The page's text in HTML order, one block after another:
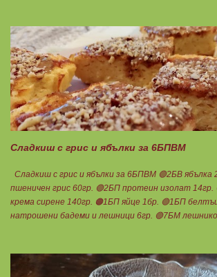
филтрация при качествените продукти
и по този начин се избягват проблемите със
вода, подуване на стомаха, диария или друг тип
Сладкиш с грис и ябълки за 6БПВМ
Сладкиш с грис и ябълки за 6БПВМ 🟢2БВ ябълка
пшеничен грис 60гр. 🟢2БП протеин изолат 14гр.
крема сирене 140гр. 🟠1БП яйце 1бр. 🟢1БП
натрошени бадеми и лешници 6гр. 🟢7БМ
добре разбитите яйца. Към тях се добавят и
без тахана и ядките. Ако не разполагате с